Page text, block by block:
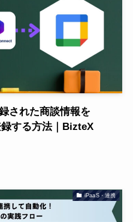
された商談情報を
する方法｜BizteX
iPaaS・連携